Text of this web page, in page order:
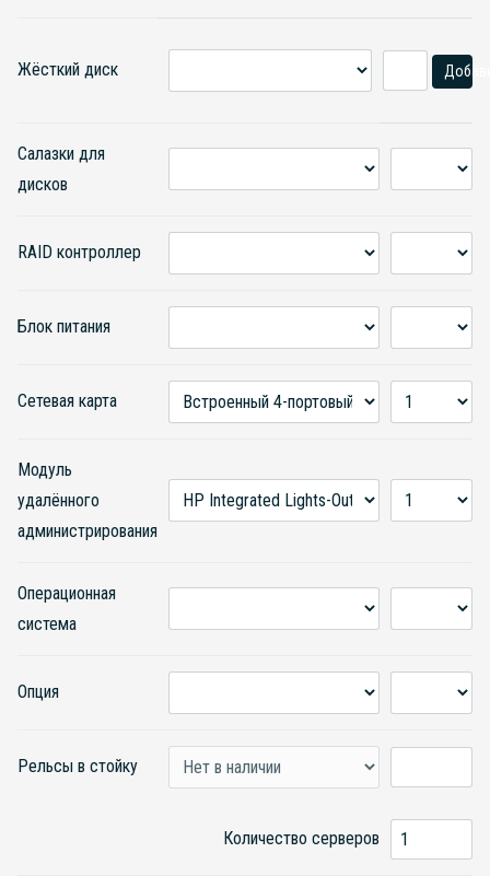
Жёсткий диск
Салазки для
дисков
RAID контроллер
Блок питания
Сетевая карта
Модуль
удалённого
администрирования
Операционная
система
Опция
Рельсы в стойку
Количество серверов